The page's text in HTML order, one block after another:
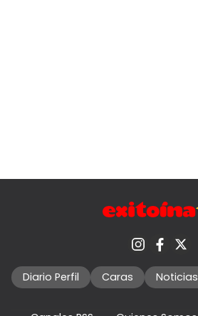
Diario Perfil Caras Noticias